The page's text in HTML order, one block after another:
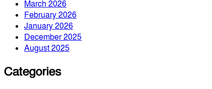
March 2026
February 2026
January 2026
December 2025
August 2025
Categories